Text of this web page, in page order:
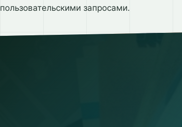
пользовательскими запросами.